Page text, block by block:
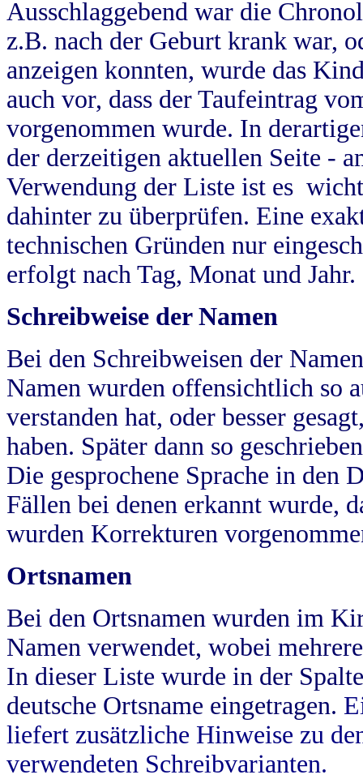
Ausschlaggebend war die
z.B. nach der Geburt krank war,
anzeigen konnten, wurde das
auch vor, dass der Taufeintrag
vorgenommen wurde. In
der derzeitigen aktuellen Seite -
Verwendung der Liste ist es
dahinter zu überprüfen. Eine
technischen Gründen nur
erfolgt nach Tag, Monat und Jahr.
Schreibweise der Namen
Bei den Schreibweisen der
Namen wurden offensichtlich so
verstanden hat, oder besser
haben. Später dann so
Die gesprochene Sprache in
Fällen bei denen erkannt wurde,
wurden Korrekturen
Ortsnamen
Bei den Ortsnamen wurden im
Namen verwendet, wobei
In dieser Liste wurde in der
deutsche Ortsname eingetragen.
liefert zusätzliche Hinweise zu
verwendeten Schreibvarianten.